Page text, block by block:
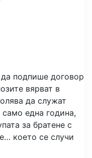
подпише договор
вярват в
да служат
една година,
за братене с
което се случи